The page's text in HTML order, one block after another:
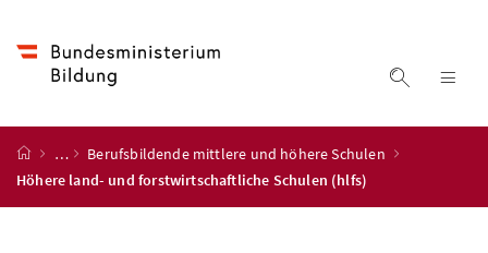
Suche
Startseite
…
Berufsbildende mittlere und höhere Schulen
Höhere land- und forstwirtschaftliche Schulen (hlfs)